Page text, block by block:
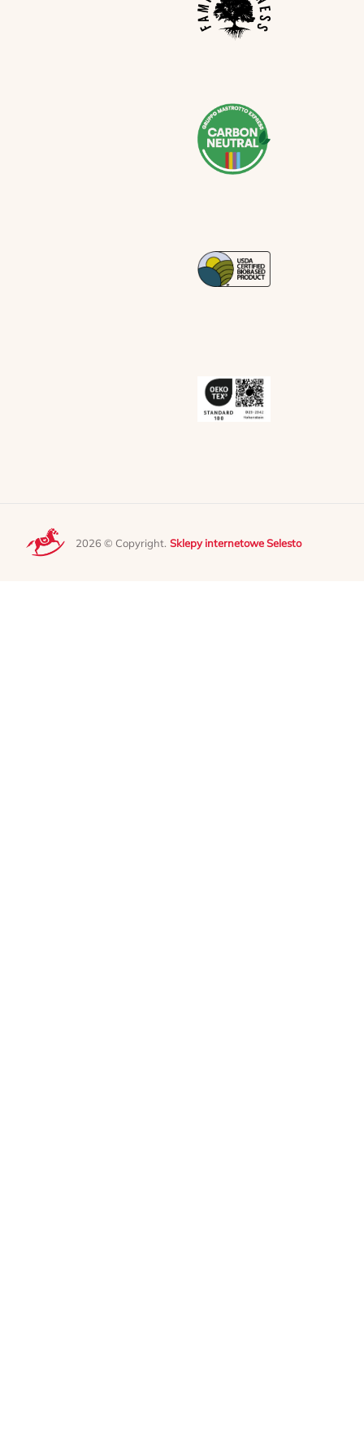
2026 © Copyright. Sklepy internetowe Selesto